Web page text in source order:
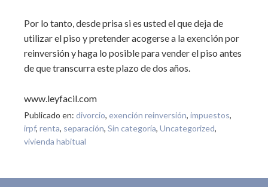
Por lo tanto, desde prisa si es usted el que deja de
utilizar el piso y pretender acogerse a la exención por
reinversión y haga lo posible para vender el piso antes
de que transcurra este plazo de dos años.
www.leyfacil.com
Publicado en: divorcio, exención reinversión, impuestos,
irpf, renta, separación, Sin categoría, Uncategorized,
vivienda habitual